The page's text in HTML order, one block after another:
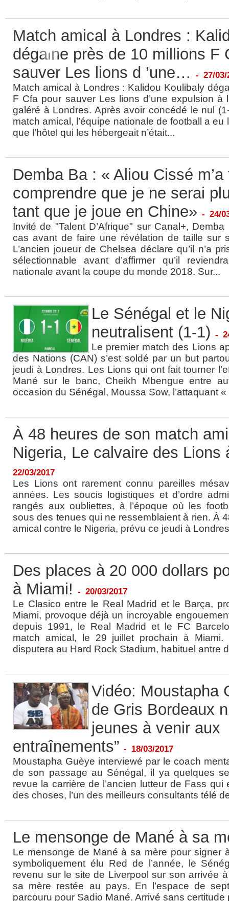
Match amical à Londres :
dégaine près de 10 millions F
sauver Les lions d ’une…
- 27/03/
Match amical à Londres : Kalidou Koulibaly
F Cfa pour sauver Les lions d’une expulsion à
galéré à Londres. Après avoir concédé le nul
match amical, l’équipe nationale de football a
que l’hôtel qui les hébergeait n’était...
Demba Ba : « Aliou Cissé m’a
comprendre que je ne serai
tant que je joue en Chine» - 24/
Invité de "Talent D’Afrique" sur Canal+,
cas avant de faire une révélation de taille sur
L’ancien joueur de Chelsea déclare qu’il n’a
sélectionnable avant d’affirmer qu’il
nationale avant la coupe du monde 2018. Sur...
Le Sénégal et le
neutralisent (1-1) -
Le premier match des Lions
des Nations (CAN) s’est soldé par un but
jeudi à Londres. Les Lions qui ont fait tourner
Mané sur le banc, Cheikh Mbengue entre
occasion du Sénégal, Moussa Sow, l’attaquant
À 48 heures de son match
Nigeria, Le calvaire des Lions
22/03/2017
Les Lions ont rarement connu pareilles
années. Les soucis logistiques et d’ordre
rangés aux oubliettes, à l’époque où les
sous des tenues qui ne ressemblaient à rien. À
amical contre le Nigeria, prévu ce jeudi à
Des places à 20 000 dollars
à Miami!
- 20/03/2017
Le Clasico entre le Real Madrid et le Barça,
Miami, provoque déjà un incroyable
depuis 1991, le Real Madrid et le FC
match amical, le 29 juillet prochain à
disputera au Hard Rock Stadium, habituel antre
Vidéo: Moustapha
de Gris Bordeaux
jeunes à venir aux
entraînements” - 18/03/2017
Moustapha Guèye interviewé par le coach
de son passage au Sénégal, il ya quelques
revue la carrière de l’ancien lutteur de Fass
des choses, l’un des meilleurs consultants télé
Le mensonge de Mané à sa
Le mensonge de Mané à sa mère pour signer
symboliquement élu Red de l’année, le
revenu sur le site de Liverpool sur son arrivée
sa mère restée au pays. En l’espace de
parcouru pour Sadio Mané. Arrivé sans certitude